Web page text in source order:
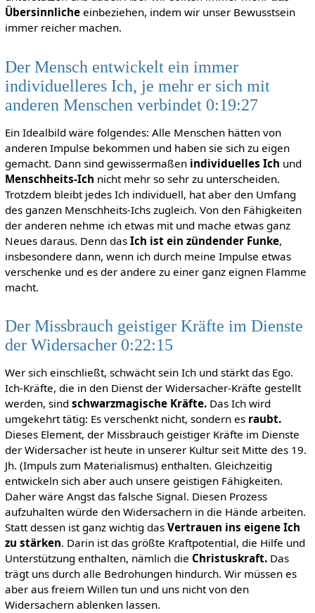
Übersinnlicheeinbeziehen, indem wir unser Bewusstsein
immer reicher machen.
Der Mensch entwickelt ein immer
individuelleres Ich, je mehr er sich mit
anderen Menschen verbindet 0:19:27
Ein Idealbild wäre folgendes: Alle Menschen hätten von
anderen Impulse bekommen und haben sie sich zu eigen
gemacht. Dann sind gewissermaßen individuelles Ich und
Menschheits-Ich nicht mehr so sehr zu unterscheiden.
Trotzdem bleibt jedes Ich individuell, hat aber den Umfang
des ganzen Menschheits-Ichs zugleich. Von den Fähigkeiten
der anderen nehme ich etwas mit und mache etwas ganz
Neues daraus. Denn das Ich ist ein zündender Funke,
insbesondere dann, wenn ich durch meine Impulse etwas
verschenke und es der andere zu einer ganz eignen Flamme
macht.
Der Missbrauch geistiger Kräfte im Dienste
der Widersacher 0:22:15
Wer sich einschließt, schwächt sein Ich und stärkt das Ego.
Ich-Kräfte, die in den Dienst der Widersacher-Kräfte gestellt
werden, sind schwarzmagische Kräfte.Das Ich wird
umgekehrt tätig: Es verschenkt nicht, sondern es raubt.
Dieses Element, der Missbrauch geistiger Kräfte im Dienste
der Widersacher ist heute in unserer Kultur seit Mitte des 19.
Jh. (Impuls zum Materialismus) enthalten. Gleichzeitig
entwickeln sich aber auch unsere geistigen Fähigkeiten.
Daher wäre Angst das falsche Signal. Diesen Prozess
aufzuhalten würde den Widersachern in die Hände arbeiten.
Statt dessen ist ganz wichtig das Vertrauen ins eigene Ich
zu stärken. Darin ist das größte Kraftpotential, die Hilfe und
Unterstützung enthalten, nämlich die Christuskraft.Das
trägt uns durch alle Bedrohungen hindurch. Wir müssen es
aber aus freiem Willen tun und uns nicht von den
Widersachern ablenken lassen.